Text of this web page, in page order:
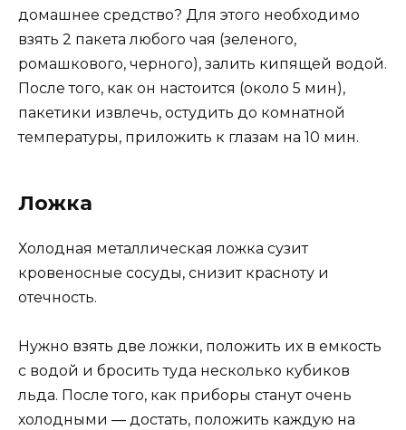
домашнее средство? Для этого необходимо
взять 2 пакета любого чая (зеленого,
ромашкового, черного), залить кипящей водой.
После того, как он настоится (около 5 мин),
пакетики извлечь, остудить до комнатной
температуры, приложить к глазам на 10 мин.
Ложка
Холодная металлическая ложка сузит
кровеносные сосуды, снизит красноту и
отечность.
Нужно взять две ложки, положить их в емкость
с водой и бросить туда несколько кубиков
льда. После того, как приборы станут очень
холодными — достать, положить каждую на